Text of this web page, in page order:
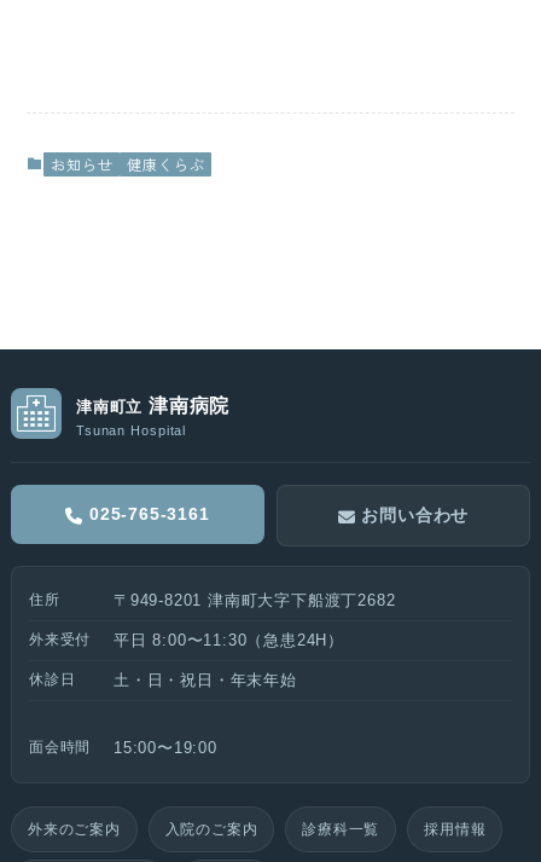
お知らせ 健康くらぶ
津南町立 津南病院
Tsunan Hospital
025-765-3161 お問い合わせ
住所 〒949-8201 津南町大字下船渡丁2682
外来受付 平日 8:00〜11:30（急患24H）
休診日 土・日・祝日・年末年始
面会時間 15:00〜19:00
外来のご案内 入院のご案内 診療科一覧 採用情報